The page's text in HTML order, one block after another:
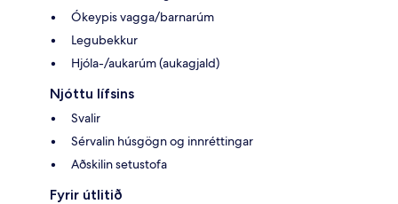
Ókeypis vagga/barnarúm
Legubekkur
Hjóla-/aukarúm (aukagjald)
Njóttu lífsins
Svalir
Sérvalin húsgögn og innréttingar
Aðskilin setustofa
Fyrir útlitið